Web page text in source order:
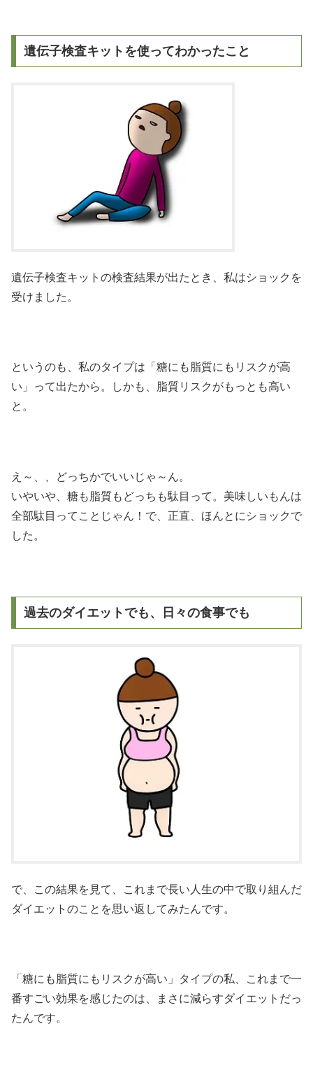
遺伝子検査キットを使ってわかったこと
遺伝子検査キットの検査結果が出たとき、私はショックを
受けました。
というのも、私のタイプは「糖にも脂質にもリスクが高
い」って出たから。しかも、脂質リスクがもっとも高い
と。
え～、、どっちかでいいじゃ～ん。
いやいや、糖も脂質もどっちも駄目って。美味しいもんは
全部駄目ってことじゃん！で、正直、ほんとにショックで
した。
過去のダイエットでも、日々の食事でも
で、この結果を見て、これまで長い人生の中で取り組んだ
ダイエットのことを思い返してみたんです。
「糖にも脂質にもリスクが高い」タイプの私、これまで一
番すごい効果を感じたのは、まさに減らすダイエットだっ
たんです。